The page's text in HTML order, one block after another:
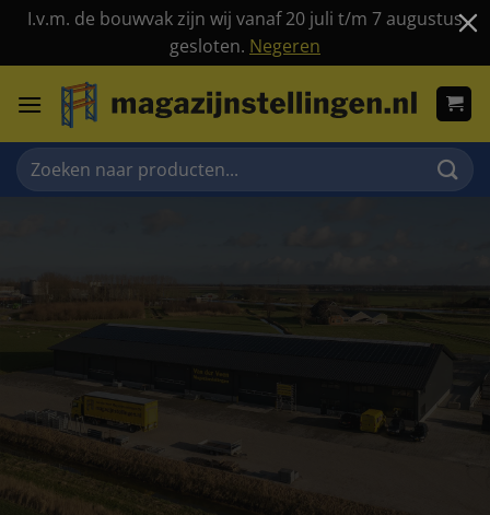
I.v.m. de bouwvak zijn wij vanaf 20 juli t/m 7 augustus
gesloten. Negeren
naar
Zoeken
naar: